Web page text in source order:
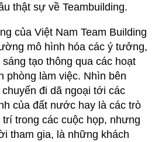
thật sự về Teambuilding.
của Việt Nam Team Building
mô hình hóa các ý tưởng,
tạo thông qua các hoạt
phòng làm việc. Nhìn bên
đi dã ngoại tới các
của đất nước hay là các trò
trong các cuộc họp, nhưng
tham gia, là những khách